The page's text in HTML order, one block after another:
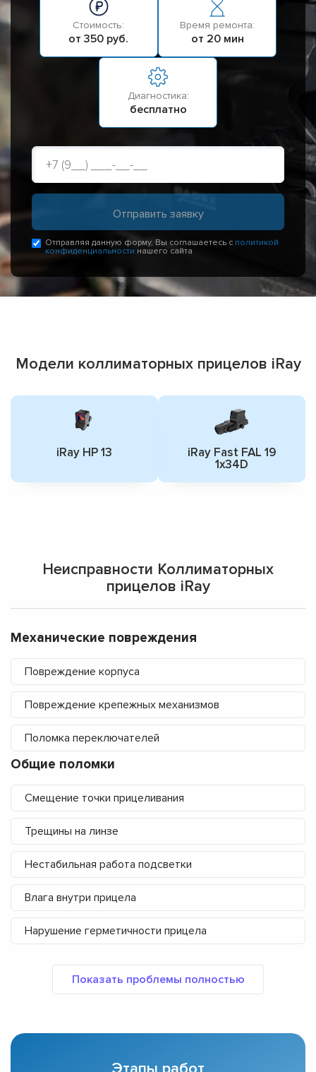
Стоимость:
от 350 руб.
Время ремонта:
от 20 мин
Диагностика:
бесплатно
Отправляя данную форму, Вы соглашаетесь с политикой
конфиденциальности нашего сайта
Модели коллиматорных прицелов iRay
iRay HP 13
iRay Fast FAL 19
1x34D
Неисправности Коллиматорных
прицелов iRay
Механические повреждения
Повреждение корпуса
Повреждение крепежных механизмов
Поломка переключателей
Общие поломки
Смещение точки прицеливания
Трещины на линзе
Нестабильная работа подсветки
Влага внутри прицела
Нарушение герметичности прицела